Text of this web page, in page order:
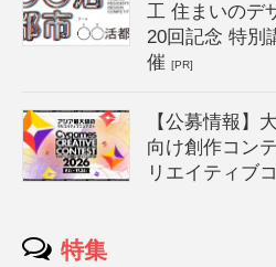
工 住まいのデ
20回記念 特別
催[PR]
【公募情報】
向け創作コン
リエイティブ
特集